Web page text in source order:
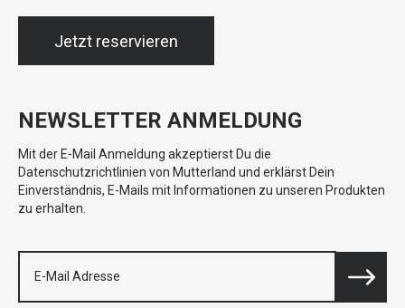
Jetzt reservieren
NEWSLETTER ANMELDUNG
Mit der E-Mail Anmeldung akzeptierst Du die
Datenschutzrichtlinien von Mutterland und erklärst Dein
Einverständnis, E-Mails mit Informationen zu unseren Produkten
zu erhalten.